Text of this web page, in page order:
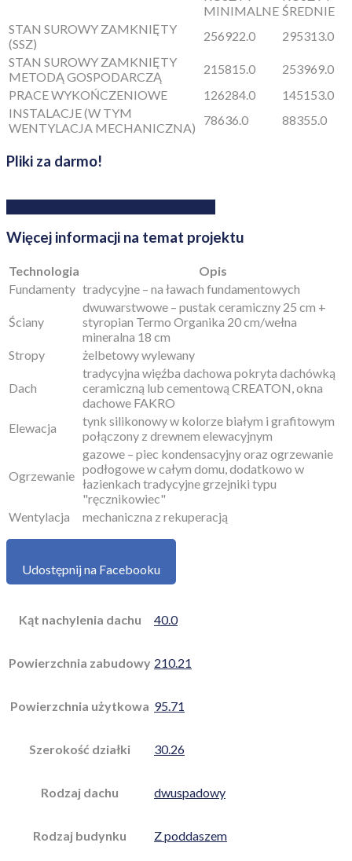
MINIMALNE ŚREDNIE
STAN SUROWY ZAMKNIĘTY
(SSZ)
256922.0
295313.0
STAN SUROWY ZAMKNIĘTY
METODĄ GOSPODARCZĄ
215815.0
253969.0
PRACE WYKOŃCZENIOWE
126284.0
145153.0
INSTALACJE (W TYM
WENTYLACJA MECHANICZNA)
78636.0 88355.0
Pliki za darmo!
Więcej informacji na temat projektu
Technologia
Opis
Fundamenty tradycyjne – na ławach fundamentowych
Ściany
dwuwarstwowe – pustak ceramiczny 25 cm +
styropian Termo Organika 20 cm/wełna
mineralna 18 cm
Stropy
żelbetowy wylewany
Dach
tradycyjna więźba dachowa pokryta dachówką
ceramiczną lub cementową CREATON, okna
dachowe FAKRO
Elewacja
tynk silikonowy w kolorze białym i grafitowym
połączony z drewnem elewacyjnym
Ogrzewanie
gazowe – piec kondensacyjny oraz ogrzewanie
podłogowe w całym domu, dodatkowo w
łazienkach tradycyjne grzejniki typu
"ręcznikowiec"
Wentylacja
mechaniczna z rekuperacją
Udostępnij na Facebooku
Kąt nachylenia dachu 40.0
Powierzchnia zabudowy 210.21
Powierzchnia użytkowa 95.71
Szerokość działki 30.26
Rodzaj dachu dwuspadowy
Rodzaj budynku Z poddaszem